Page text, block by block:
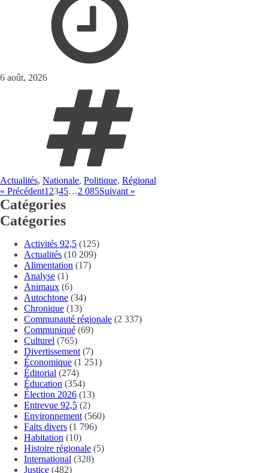
6 août, 2026
Actualités, Nationale, Politique, Régional
« Précédent1 2345…2 085Suivant »
Catégories
Catégories
Activités 92,5 (125)
Actualités (10 209)
Alimentation (17)
Analyse (1)
Animaux (6)
Autochtone (34)
Chronique (13)
Communauté régionale (2 337)
Communiqué (69)
Culturel (765)
Divertissement (7)
Économique (1 251)
Éditorial (274)
Éducation (354)
Élection 2026 (13)
Entrevue 92,5 (2)
Environnement (560)
Faits divers (1 796)
Habitation (10)
Histoire régionale (5)
International (328)
Justice (482)